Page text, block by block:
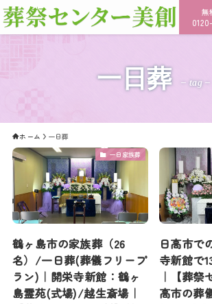
無
一日葬 – tag –
ホーム 一日葬
一日家族葬
鶴ヶ島市の家族葬（26
名）/一日葬(葬儀フリープ
ラン)｜開栄寺新館：鶴ヶ
島霊苑(式場)/越生斎場｜
日高市で
寺新館で
｜【葬祭
高市の葬